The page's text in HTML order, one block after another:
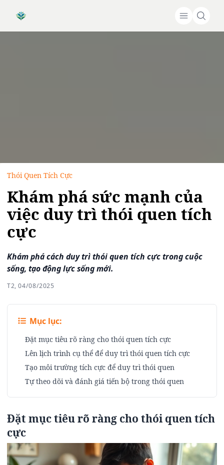
Thói Quen Tích Cực
Khám phá sức mạnh của
việc duy trì thói quen tích
cực
Khám phá cách duy trì thói quen tích cực trong cuộc
sống, tạo động lực sống mới.
T2, 04/08/2025
Mục lục:
Đặt mục tiêu rõ ràng cho thói quen tích cực
Lên lịch trình cụ thể để duy trì thói quen tích cực
Tạo môi trường tích cực để duy trì thói quen
Tự theo dõi và đánh giá tiến bộ trong thói quen
Đặt mục tiêu rõ ràng cho thói quen tích
cực